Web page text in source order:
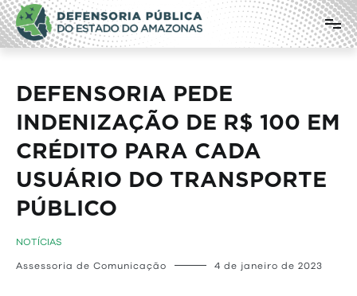
Pular
para
o
conteúdo
Defensoria Pública do Estado do
Amazonas
DEFENSORIA PEDE
INDENIZAÇÃO DE R$ 100 EM
CRÉDITO PARA CADA
USUÁRIO DO TRANSPORTE
PÚBLICO
NOTÍCIAS
Assessoria de Comunicação 4 de janeiro de 2023